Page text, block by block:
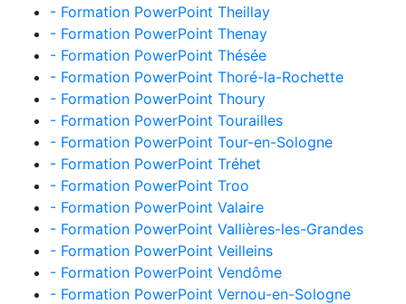
- Formation PowerPoint Theillay
- Formation PowerPoint Thenay
- Formation PowerPoint Thésée
- Formation PowerPoint Thoré-la-Rochette
- Formation PowerPoint Thoury
- Formation PowerPoint Tourailles
- Formation PowerPoint Tour-en-Sologne
- Formation PowerPoint Tréhet
- Formation PowerPoint Troo
- Formation PowerPoint Valaire
- Formation PowerPoint Vallières-les-Grandes
- Formation PowerPoint Veilleins
- Formation PowerPoint Vendôme
- Formation PowerPoint Vernou-en-Sologne